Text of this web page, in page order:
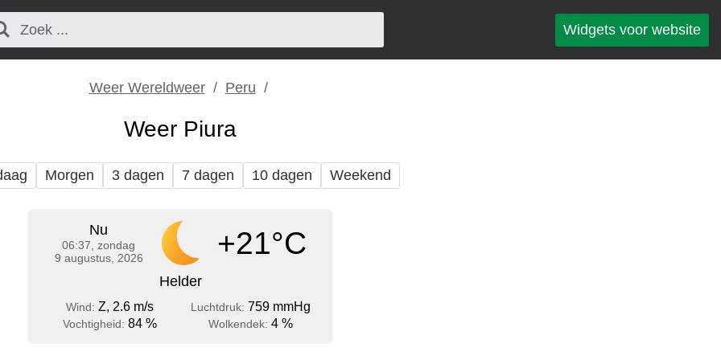
Widgets voor website
Weer Wereldweer Peru
Weer Piura
Morgen 3 dagen 7 dagen 10 dagen Weekend
Nu
06:37, zondag
9 augustus, 2026
+21°C
Helder
Wind: Z, 2.6 m/s Luchtdruk: 759 mmHg
Vochtigheid: 84 % Wolkendek: 4 %